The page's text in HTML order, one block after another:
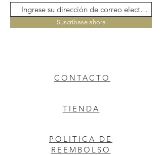
Suscríbase ahora
CONTACTO
TIENDA
POLITICA DE
REEMBOLSO